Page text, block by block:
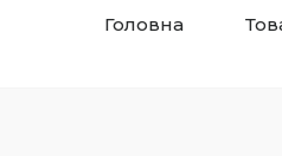
Головна